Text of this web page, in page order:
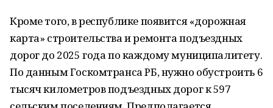
Кроме того, в республике появится «дорожная
карта» строительства и ремонта подъездных
дорог до 2025 года по каждому муниципалитету.
По данным Госкомтранса РБ, нужно обустроить 6
тысяч километров подъездных дорог к 597